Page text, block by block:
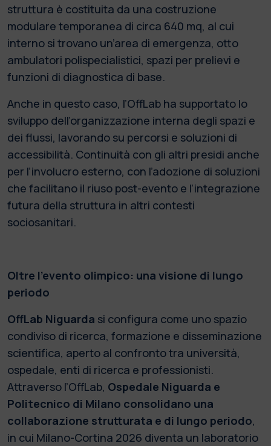
struttura è costituita da una costruzione
modulare temporanea di circa 640 mq, al cui
interno si trovano un’area di emergenza, otto
ambulatori polispecialistici, spazi per prelievi e
funzioni di diagnostica di base.
Anche in questo caso, l’OffLab ha supportato lo
sviluppo dell’organizzazione interna degli spazi e
dei flussi, lavorando su percorsi e soluzioni di
accessibilità. Continuità con gli altri presidi anche
per l’involucro esterno, con l’adozione di soluzioni
che facilitano il riuso post-evento e l’integrazione
futura della struttura in altri contesti
sociosanitari.
Oltre l’evento olimpico: una visione di lungo
periodo
OffLab Niguarda si configura come uno spazio
condiviso di ricerca, formazione e disseminazione
scientifica, aperto al confronto tra università,
ospedale, enti di ricerca e professionisti.
Attraverso l’OffLab, Ospedale Niguarda e
Politecnico di Milano consolidano una
collaborazione strutturata e di lungo periodo,
in cui Milano-Cortina 2026 diventa un laboratorio